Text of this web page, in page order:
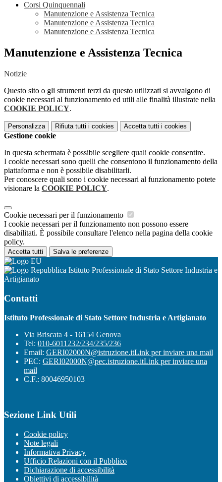
Corsi Quinquennali
Manutenzione e Assistenza Tecnica
Manutenzione e Assistenza Tecnica
Manutenzione e Assistenza Tecnica
Manutenzione e Assistenza Tecnica
Notizie
Questo sito o gli strumenti terzi da questo utilizzati si avvalgono di
cookie necessari al funzionamento ed utili alle finalità illustrate nella
COOKIE POLICY.
Personalizza Rifiuta tutti i cookies Accetta tutti i cookies
Gestione cookie
In questa schermata è possibile scegliere quali cookie consentire.
I cookie necessari sono quelli che consentono il funzionamento della
piattaforma e non è possibile disabilitarli.
Per conoscere quali sono i cookie necessari al funzionamento potete
visionare la COOKIE POLICY.
Cookie necessari per il funzionamento
I cookie necessari per il funzionamento non possono essere
disabilitati. È possibile consultare l'elenco nella pagina della cookie
policy.
Accetta tutti Salva le preferenze
Istituto Professionale di Stato Settore Industria e
Artigianato
Contatti
Istituto Professionale di Stato Settore Industria e Artigianato
Via Briscata 4 - 16154 Genova
Tel: 010-6011232/234/235/236
Email: GERI02000N@istruzione.itLink per inviare una mail
PEC: GERI02000N@pec.istruzione.itLink per inviare una
mail
C.F.: 80046950103
Sezione Link Utili
Cookie policy
Note legali
Informativa Privacy
Ufficio Relazioni con il Pubblico
Dichiarazione di accessibilità
Obiettivi di accessibilità